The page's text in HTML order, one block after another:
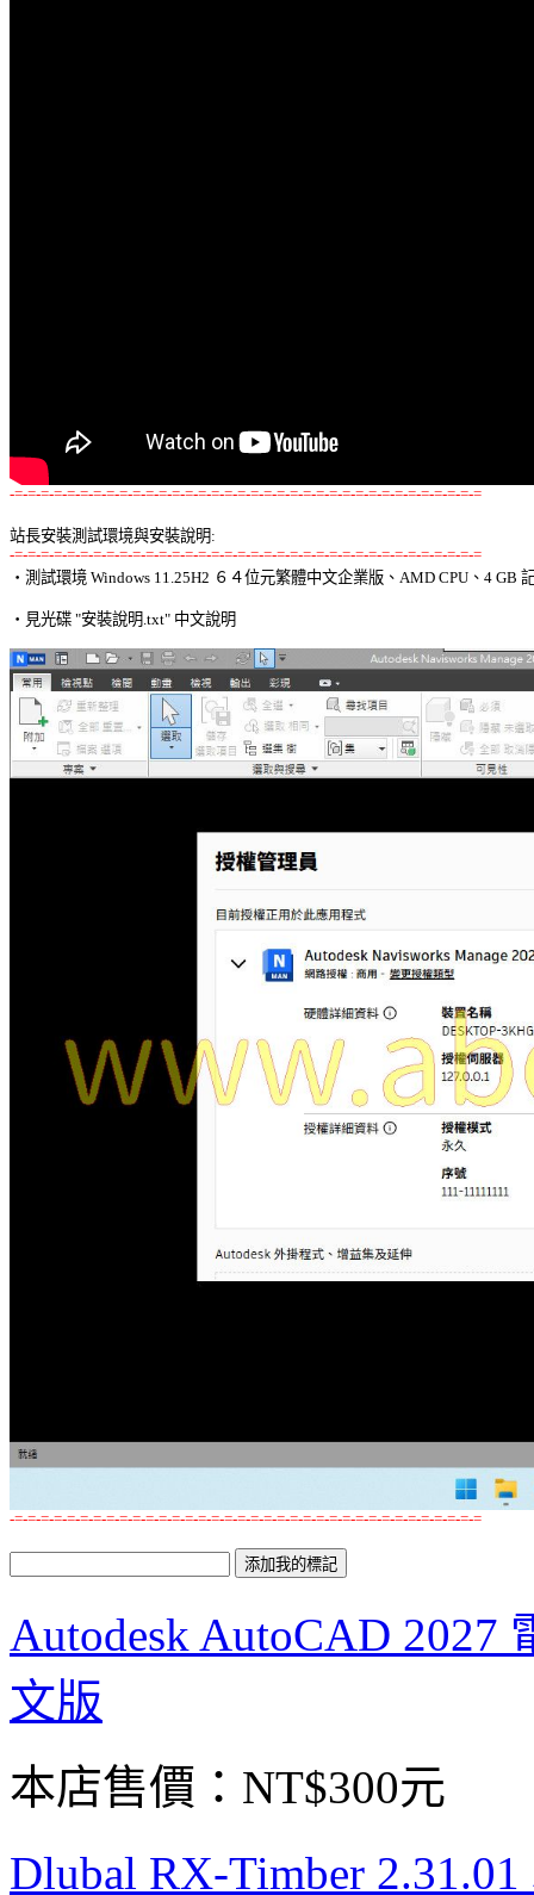
-=-=-=-=-=-=-=-=-=-=-=-=-=-=-=-=-=-=-=-=-=-=-=-=-=-=-=-=-=-=-=-=-=-=-=-=
站長安裝測試環境與安裝說明:
-=-=-=-=-=-=-=-=-=-=-=-=-=-=-=-=-=-=-=-=-=-=-=-=-=-=-=-=-=-=-=-=-=-=-=-=
‧測試環境 Windows 11.25H2 ６４位元繁體中文企業版、AMD CPU、4 GB
‧見光碟 "安裝說明.txt" 中文說明
-=-=-=-=-=-=-=-=-=-=-=-=-=-=-=-=-=-=-=-=-=-=-=-=-=-=-=-=-=-=-=-=-=-=-=-=
Autodesk AutoCAD
文版
本店售價： NT$300元
Dlubal RX-Timber